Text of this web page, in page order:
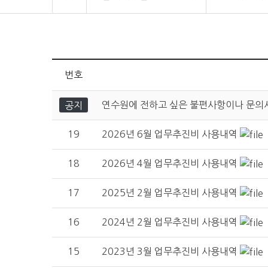
번호
공지 연수원에 전하고 싶은 불편사항이나 문의
19 2026년 6월 업무추진비 사용내역
18 2026년 4월 업무추진비 사용내역
17 2025년 2월 업무추진비 사용내역
16 2024년 2월 업무추진비 사용내역
15 2023년 3월 업무추진비 사용내역